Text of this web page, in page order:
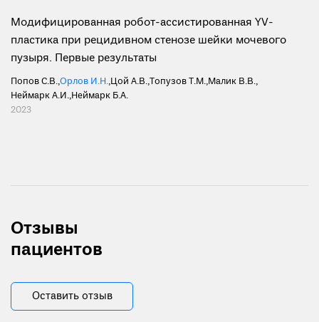
Модифицированная робот-ассистированная YV-
пластика при рецидивном стенозе шейки мочевого
пузыря. Первые результаты
Попов С.В.,Орлов И.Н.,Цой А.В.,Топузов Т.М.,Малик В.В.,
Неймарк А.И.,Неймарк Б.А.
2023
Отзывы
пациентов
Оставить отзыв